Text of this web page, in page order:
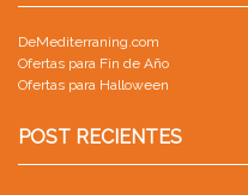
DeMediterraning.com
Ofertas para Fin de Año
Ofertas para Halloween
POST RECIENTES